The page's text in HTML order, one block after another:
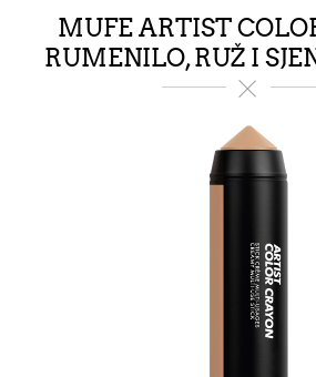
MUFE ARTIST
RUMENILO, RUŽ I